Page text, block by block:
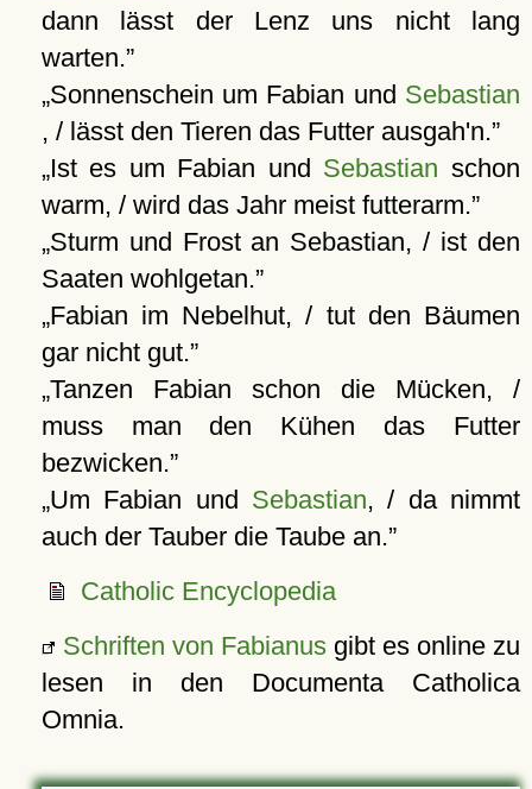
dann lässt der Lenz uns nicht lang
warten.
Sonnenschein um Fabian und Sebastian
, / lässt den Tieren das Futter ausgah'n.
Ist es um Fabian und Sebastian schon
warm, / wird das Jahr meist futterarm.
Sturm und Frost an Sebastian, / ist den
Saaten wohlgetan.
Fabian im Nebelhut, / tut den Bäumen
gar nicht gut.
Tanzen Fabian schon die Mücken, /
muss man den Kühen das Futter
bezwicken.
Um Fabian und Sebastian, / da nimmt
auch der Tauber die Taube an.
Catholic Encyclopedia
Schriften von Fabianusgibt es online zu
lesen in den Documenta Catholica
Omnia.